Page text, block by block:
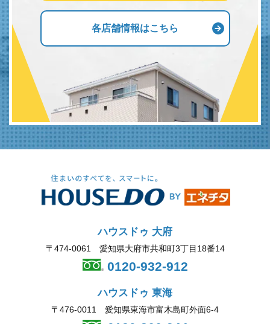
各店舗情報はこちら
ハウスドゥ 大府
〒474-0061 愛知県大府市共和町3丁目18番14
0120-932-912
ハウスドゥ 東海
〒476-0011 愛知県東海市富木島町外面6-4